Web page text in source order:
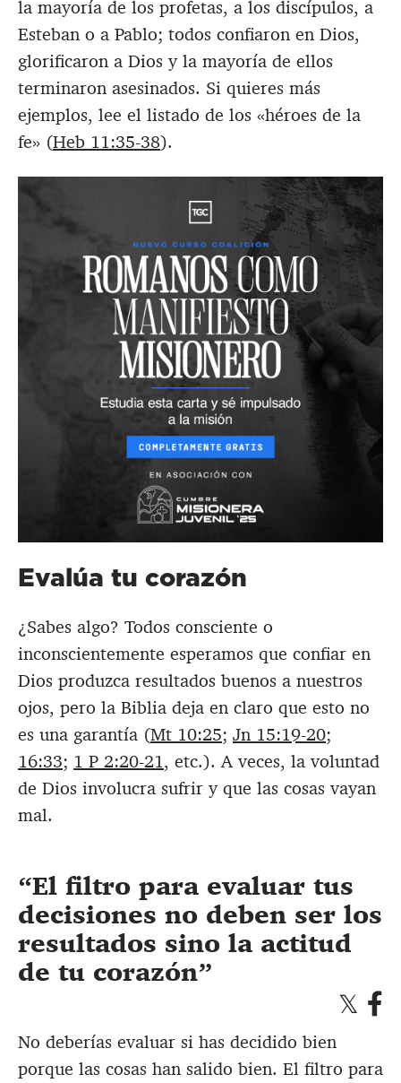
la mayoría de los profetas, a los discípulos, a
Esteban o a Pablo; todos confiaron en Dios,
glorificaron a Dios y la mayoría de ellos
terminaron asesinados. Si quieres más
ejemplos, lee el listado de los «héroes de la
fe» (Heb 11:35-38).
Evalúa tu corazón
¿Sabes algo? Todos consciente o
inconscientemente esperamos que confiar en
Dios produzca resultados buenos a nuestros
ojos, pero la Biblia deja en claro que esto no
es una garantía (Mt 10:25; Jn 15:19-20;
16:33; 1 P 2:20-21, etc.). A veces, la voluntad
de Dios involucra sufrir y que las cosas vayan
mal.
El filtro para evaluar tus
decisiones no deben ser los
resultados sino la actitud
de tu corazón
No deberías evaluar si has decidido bien
porque las cosas han salido bien. El filtro para